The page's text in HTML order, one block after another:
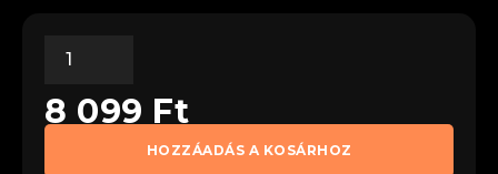
HOZZÁADÁS A KOSÁRHOZ
8 099 Ft